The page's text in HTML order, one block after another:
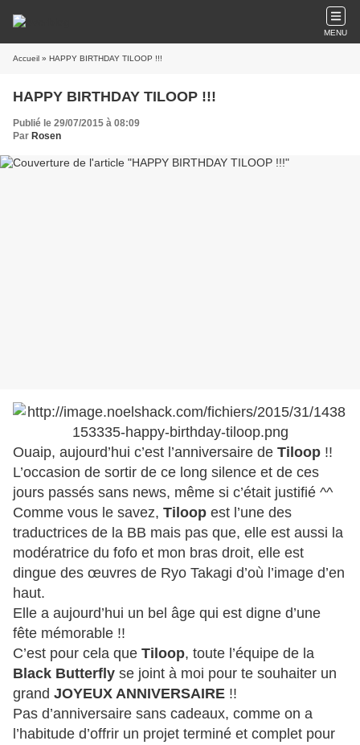
MENU
Accueil » HAPPY BIRTHDAY TILOOP !!!
HAPPY BIRTHDAY TILOOP !!!
Publié le 29/07/2015 à 08:09
Par Rosen
Ouaip, aujourd’hui c’est l’anniversaire de Tiloop !!
L’occasion de sortir de ce long silence et de ces
jours passés sans news, même si c’était justifié ^^
Comme vous le savez, Tiloop est l’une des
traductrices de la BB mais pas que, elle est aussi la
modératrice du fofo et mon bras droit, elle est
dingue des œuvres de Ryo Takagi d’où l’image d’en
haut.
Elle a aujourd’hui un bel âge qui est digne d’une
fête mémorable !!
C’est pour cela que Tiloop, toute l’équipe de la
Black Butterfly se joint à moi pour te souhaiter un
grand JOYEUX ANNIVERSAIRE !!
Pas d’anniversaire sans cadeaux, comme on a
l’habitude d’offrir un projet terminé et complet pour